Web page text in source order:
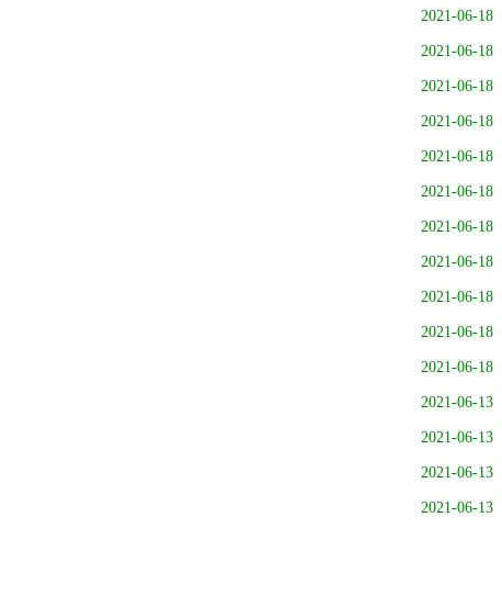
2021-06-18
2021-06-18
2021-06-18
2021-06-18
2021-06-18
2021-06-18
2021-06-18
2021-06-18
2021-06-18
2021-06-18
2021-06-18
2021-06-13
2021-06-13
2021-06-13
2021-06-13